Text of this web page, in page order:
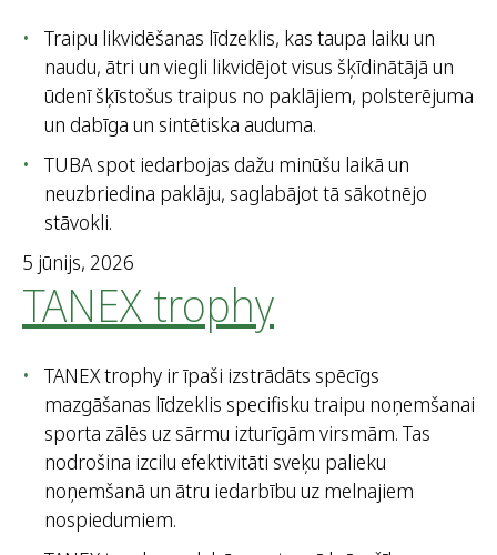
Traipu likvidēšanas līdzeklis, kas taupa laiku un
naudu, ātri un viegli likvidējot visus šķīdinātājā un
ūdenī šķīstošus traipus no paklājiem, polsterējuma
un dabīga un sintētiska auduma.
TUBA spot iedarbojas dažu minūšu laikā un
neuzbriedina paklāju, saglabājot tā sākotnējo
stāvokli.
5 jūnijs, 2026
TANEX trophy
TANEX trophy ir īpaši izstrādāts spēcīgs
mazgāšanas līdzeklis specifisku traipu noņemšanai
sporta zālēs uz sārmu izturīgām virsmām. Tas
nodrošina izcilu efektivitāti sveķu palieku
noņemšanā un ātru iedarbību uz melnajiem
nospiedumiem.